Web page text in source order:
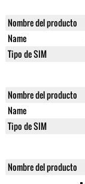
Nombre del producto
Name
Tipo de SIM
Nombre del producto
Name
Tipo de SIM
Nombre del producto